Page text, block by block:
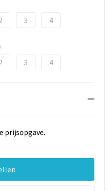
3 4
3 4
prijsopgave.